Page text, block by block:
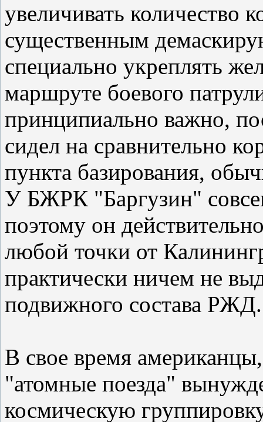
увеличивать количество
существенным
специально укреплять
маршруте боевого
принципиально важно,
сидел на сравнительно
пункта базирования,
У БЖРК "Баргузин"
поэтому он
любой точки от
практически ничем не
подвижного состава РЖД.
В свое время
"атомные поезда"
космическую